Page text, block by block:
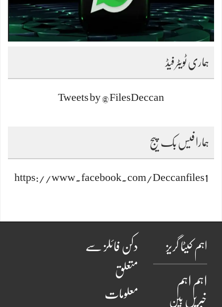
ہماری ٹویٹر فیڈ
Tweets by @FilesDeccan
ہمارا فیس بک پیج
https://www.facebook.com/Deccanfiles1
اہم کیٹا گریز
اہم اہم
خبریں بین
دکن فائلز سے
متعلق
معلومات